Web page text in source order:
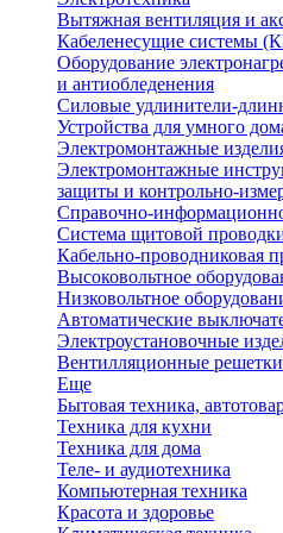
Вытяжная вентиляция и
Кабеленесущие системы
Оборудование
и антиобледенения
Силовые удлинители-
Устройства для умного
Электромонтажные
Электромонтажные
защиты и контрольно-
Справочно-
Система щитовой
Кабельно-проводниковая
Высоковольтное
Низковольтное
Автоматические
Электроустановочные
Вентилляционные решетки
Еще
Бытовая техника,
Техника для кухни
Техника для дома
Теле- и аудиотехника
Компьютерная техника
Красота и здоровье